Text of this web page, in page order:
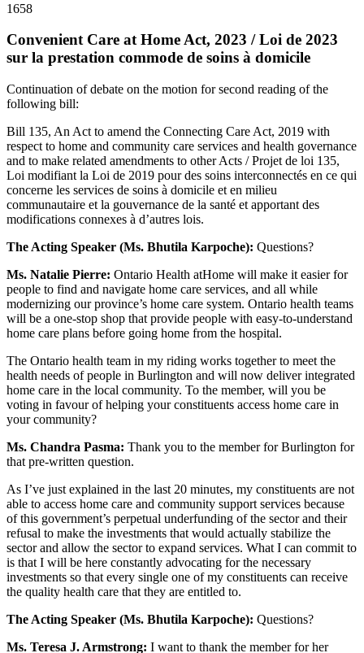
1658
Convenient Care at Home Act, 2023 / Loi de 2023
sur la prestation commode de soins à domicile
Continuation of debate on the motion for second reading of the
following bill:
Bill 135, An Act to amend the Connecting Care Act, 2019 with
respect to home and community care services and health governance
and to make related amendments to other Acts / Projet de loi 135,
Loi modifiant la Loi de 2019 pour des soins interconnectés en ce qui
concerne les services de soins à domicile et en milieu
communautaire et la gouvernance de la santé et apportant des
modifications connexes à d’autres lois.
The Acting Speaker (Ms. Bhutila Karpoche): Questions?
Ms. Natalie Pierre: Ontario Health atHome will make it easier for
people to find and navigate home care services, and all while
modernizing our province’s home care system. Ontario health teams
will be a one-stop shop that provide people with easy-to-understand
home care plans before going home from the hospital.
The Ontario health team in my riding works together to meet the
health needs of people in Burlington and will now deliver integrated
home care in the local community. To the member, will you be
voting in favour of helping your constituents access home care in
your community?
Ms. Chandra Pasma: Thank you to the member for Burlington for
that pre-written question.
As I’ve just explained in the last 20 minutes, my constituents are not
able to access home care and community support services because
of this government’s perpetual underfunding of the sector and their
refusal to make the investments that would actually stabilize the
sector and allow the sector to expand services. What I can commit to
is that I will be here constantly advocating for the necessary
investments so that every single one of my constituents can receive
the quality health care that they are entitled to.
The Acting Speaker (Ms. Bhutila Karpoche): Questions?
Ms. Teresa J. Armstrong: I want to thank the member for her